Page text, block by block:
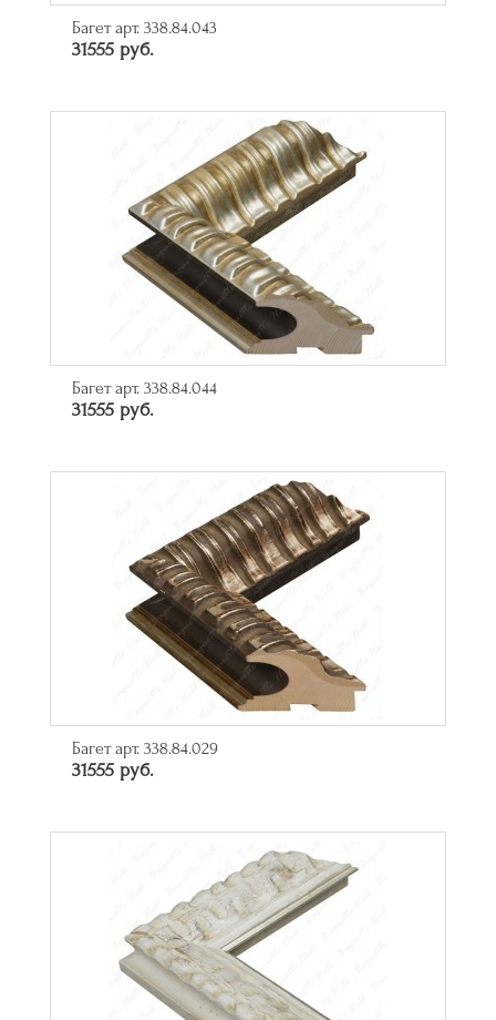
Багет арт. 338.84.043
31555 руб.
Багет арт. 338.84.044
31555 руб.
Багет арт. 338.84.029
31555 руб.